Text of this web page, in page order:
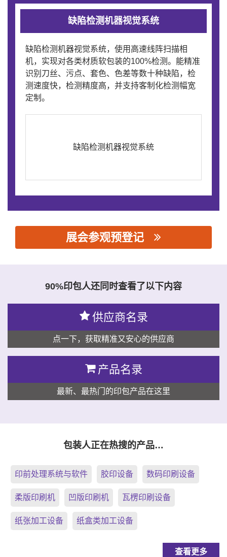
缺陷检测机器视觉系统
缺陷检测机器视觉系统，使用高速线阵扫描相
机，实现对各类材质软包装的100%检测。能精准
识别刀丝、污点、套色、色差等数十种缺陷，检
测速度快，检测精度高，并支持客制化检测幅宽
定制。
缺陷检测机器视觉系统
展会参观预登记
90%印包人还同时查看了以下内容
供应商名录
点一下，获取精准又安心的供应商
产品名录
最新、最热门的印包产品在这里
包装人正在热搜的产品…
印前处理系统与软件 胶印设备 数码印刷设备
柔版印刷机 凹版印刷机 瓦楞印刷设备
纸张加工设备 纸盒类加工设备
查看更多